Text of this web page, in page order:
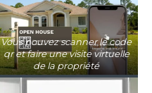
Vous pouvez scanner le code
qr et faire une visite virtuelle
de la propriété